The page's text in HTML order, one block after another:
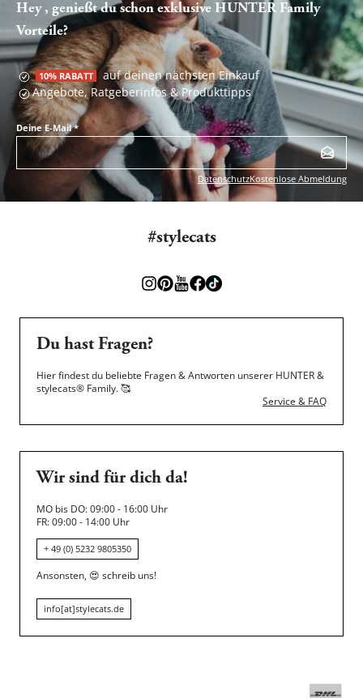
Hey , genießt du schon exklusive HUNTER Family
Vorteile?
10% RABATT auf deinen nächsten Einkauf
Angebote, Ratgeberinfos & Produkttipps
Deine E-Mail*
DatenschutzKostenlose Abmeldung
#stylecats
Du hast Fragen?
Hier findest du beliebte Fragen & Antworten unserer HUNTER &
stylecats® Family.🥰
Service & FAQ
Wir sind für dich da!
MO bis DO: 09:00 - 16:00 Uhr
FR: 09:00 - 14:00 Uhr
+ 49 (0) 5232 9805350
Ansonsten, 😍 schreib uns!
info[at]stylecats.de